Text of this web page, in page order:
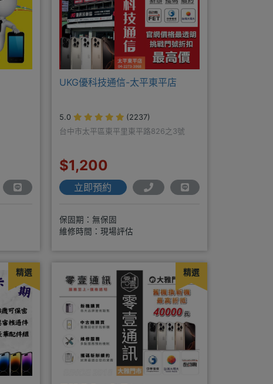
UKG優科技通信-太平東平店
5.0
(2237)
台中市太平區東平里東平路826之3號
$1,200
立即預約
保固期：無保固
維修時間：現場評估
精選 精選